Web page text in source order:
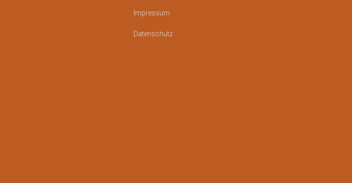
Impressum
Datenschutz